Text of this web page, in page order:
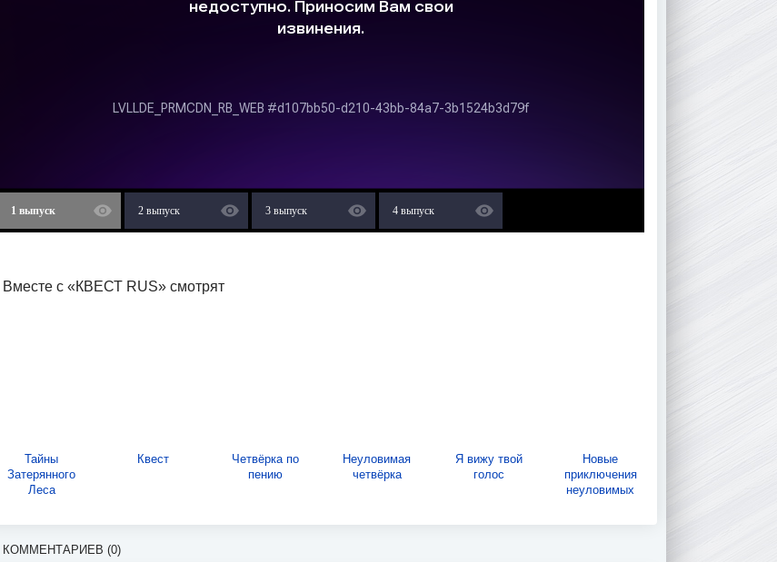
1 выпуск 2 выпуск 3 выпуск 4 выпуск
Вместе с «КВЕСТ RUS» смотрят
Тайны
Затерянного
Леса
Квест
Четвёрка по
пению
Неуловимая
четвёрка
Я вижу твой
голос
Новые
приключения
неуловимых
КОММЕНТАРИЕВ (0)